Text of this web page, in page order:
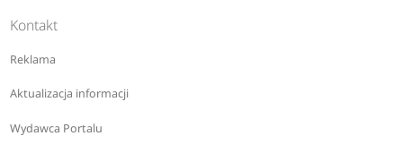
Kontakt
Reklama
Aktualizacja informacji
Wydawca Portalu